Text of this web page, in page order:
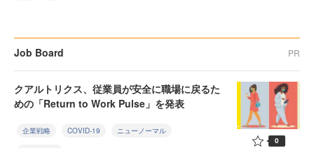
Job Board PR
クアルトリクス、従業員が安全に職場に戻るた
めの「Return to Work Pulse」を発表
企業戦略 COVID-19 ニューノーマル
0